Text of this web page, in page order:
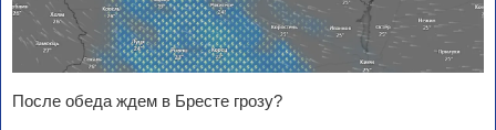
После обеда ждем в Бресте грозу?